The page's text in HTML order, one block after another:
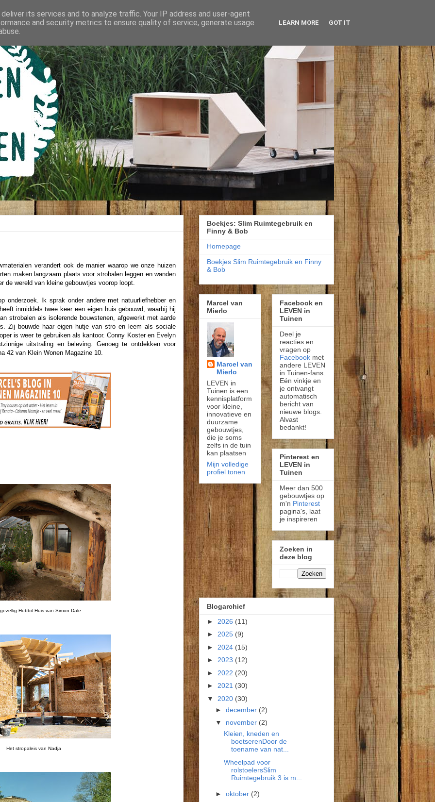
verandert ook de manier waarop we onze huizen
maken langzaam plaats voor strobalen leggen en wanden
de wereld van kleine gebouwtjes voorop loopt.
onderzoek. Ik sprak onder andere met natuurliefhebber en
inmiddels twee keer een eigen huis gebouwd, waarbij hij
strobalen als isolerende bouwstenen, afgewerkt met aarde
Zij bouwde haar eigen hutje van stro en leem als sociale
is weer te gebruiken als kantoor. Conny Koster en Evelyn
uitstraling en beleving. Genoeg te ontdekken voor
42 van Klein Wonen Magazine 10.
Hobbit Huis van Simon Dale
Het stropaleis van Nadja
Boekjes: Slim Ruimtegebruik en
Finny & Bob
Homepage
Boekjes Slim Ruimtegebruik en Finny
& Bob
Marcel van
Mierlo
Marcel van
Mierlo
LEVEN in
Tuinen is een
kennisplatform
voor kleine,
innovatieve en
duurzame
gebouwtjes,
die je soms
zelfs in de tuin
kan plaatsen
Mijn volledige
profiel tonen
Facebook en
LEVEN in
Tuinen
Deel je
reacties en
vragen op
Facebook met
andere LEVEN
in Tuinen-fans.
Eén vinkje en
je ontvangt
automatisch
bericht van
nieuwe blogs.
Alvast
bedankt!
Pinterest en
LEVEN in
Tuinen
Meer dan 500
gebouwtjes op
m'n Pinterest
pagina's, laat
je inspireren
Zoeken in
deze blog
Blogarchief
► 2026 (11)
► 2025 (9)
► 2024 (15)
► 2023 (12)
► 2022 (20)
► 2021 (30)
▼ 2020 (30)
► december (2)
▼ november (2)
Kleien, kneden en
boetserenDoor de
toename van nat...
Wheelpad voor
rolstoelersSlim
Ruimtegebruik 3 is m...
► oktober (2)
its services and to analyze traffic. Your IP address and user-agent
and security metrics to ensure quality of service, generate usage
LEARN MORE GOT IT